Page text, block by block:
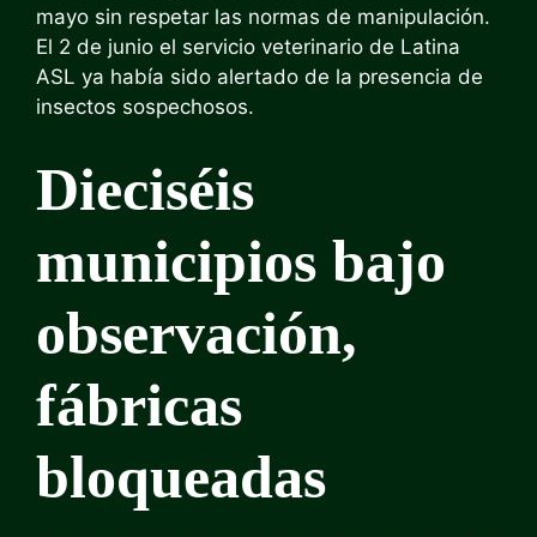
mayo sin respetar las normas de manipulación.
El 2 de junio el servicio veterinario de Latina
ASL ya había sido alertado de la presencia de
insectos sospechosos.
Dieciséis
municipios bajo
observación,
fábricas
bloqueadas